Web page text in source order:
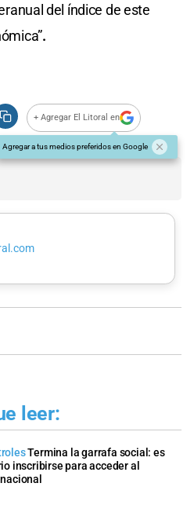
del índice de este
.
+ Agregar El Litoral en
Agregar a tus medios preferidos en Google
leer:
Termina la garrafa social: es
inscribirse para acceder al